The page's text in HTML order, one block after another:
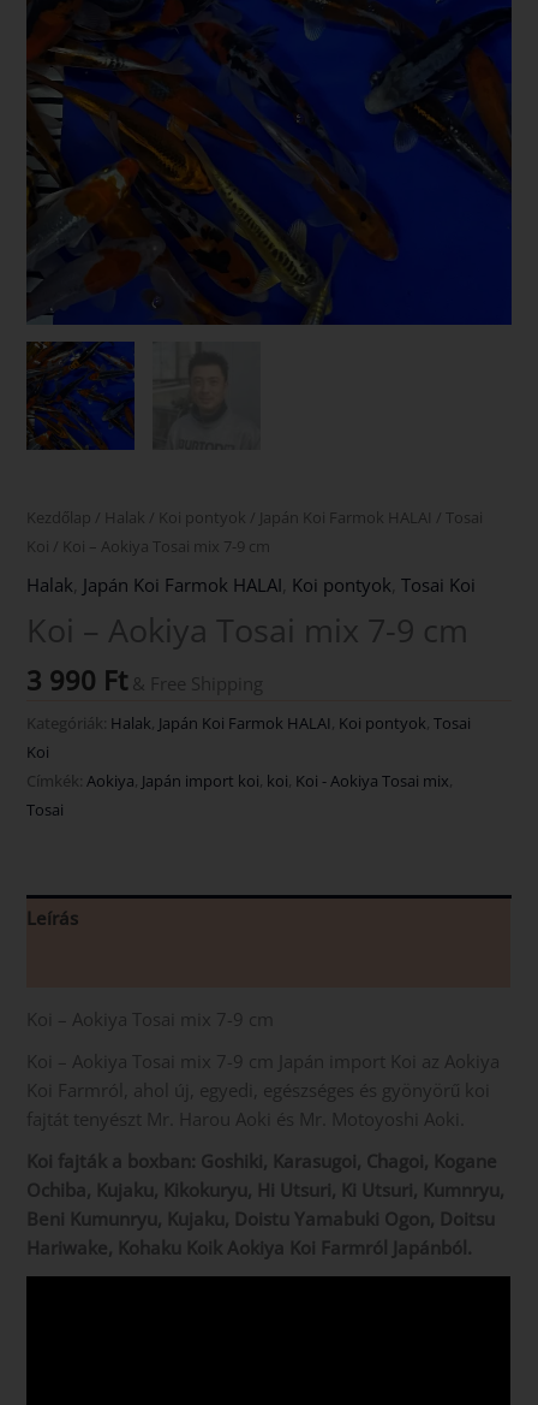
Kezdőlap / Halak / Koi pontyok / Japán Koi Farmok HALAI / Tosai
Koi / Koi – Aokiya Tosai mix 7-9 cm
Halak Japán Koi Farmok HALAI Koi pontyok ,Tosai Koi
Koi – Aokiya Tosai mix 7-9 cm
3 990 Ft & Free Shipping
Kategóriák: Halak, Japán Koi Farmok HALAI, Koi pontyok,Tosai
Koi
Címkék:Aokiya, Japán import koi, koi, Koi - Aokiya Tosai mix,
Tosai
Leírás
Koi – Aokiya Tosai mix 7-9 cm
Koi – Aokiya Tosai mix 7-9 cm Japán import Koi az Aokiya
Koi Farmról, ahol új, egyedi, egészséges és gyönyörű koi
fajtát tenyészt Mr. Harou Aoki és Mr. Motoyoshi Aoki.
Koi fajták a boxban: Goshiki, Karasugoi, Chagoi, Kogane
Ochiba, Kujaku, Kikokuryu, Hi Utsuri, Ki Utsuri, Kumnryu,
Beni Kumunryu, Kujaku, Doistu Yamabuki Ogon, Doitsu
Hariwake, Kohaku Koik Aokiya Koi Farmról Japánból.